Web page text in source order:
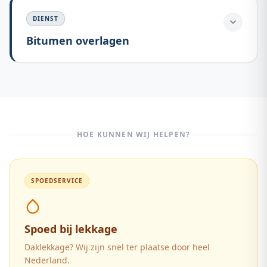
DIENST
Bitumen overlagen
HOE KUNNEN WIJ HELPEN?
SPOEDSERVICE
Spoed bij lekkage
Daklekkage? Wij zijn snel ter plaatse door heel
Nederland.